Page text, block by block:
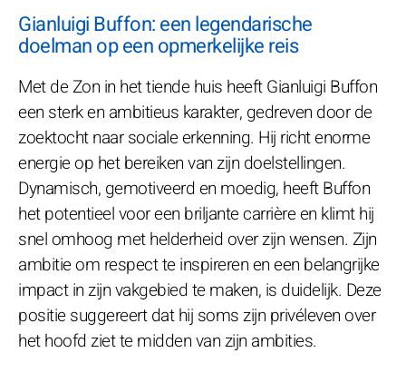
Gianluigi Buffon: een legendarische
doelman op een opmerkelijke reis
Met de Zon in het tiende huis heeft Gianluigi Buffon
een sterk en ambitieus karakter, gedreven door de
zoektocht naar sociale erkenning. Hij richt enorme
energie op het bereiken van zijn doelstellingen.
Dynamisch, gemotiveerd en moedig, heeft Buffon
het potentieel voor een briljante carrière en klimt hij
snel omhoog met helderheid over zijn wensen. Zijn
ambitie om respect te inspireren en een belangrijke
impact in zijn vakgebied te maken, is duidelijk. Deze
positie suggereert dat hij soms zijn privéleven over
het hoofd ziet te midden van zijn ambities.